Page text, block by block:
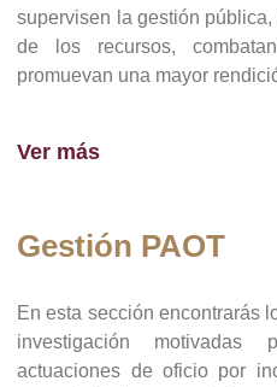
supervisen la gestión
de los recursos,
promuevan una mayor
Ver más
Gestión PAOT
En esta sección encontrarás
investigación motivadas
actuaciones de oficio por